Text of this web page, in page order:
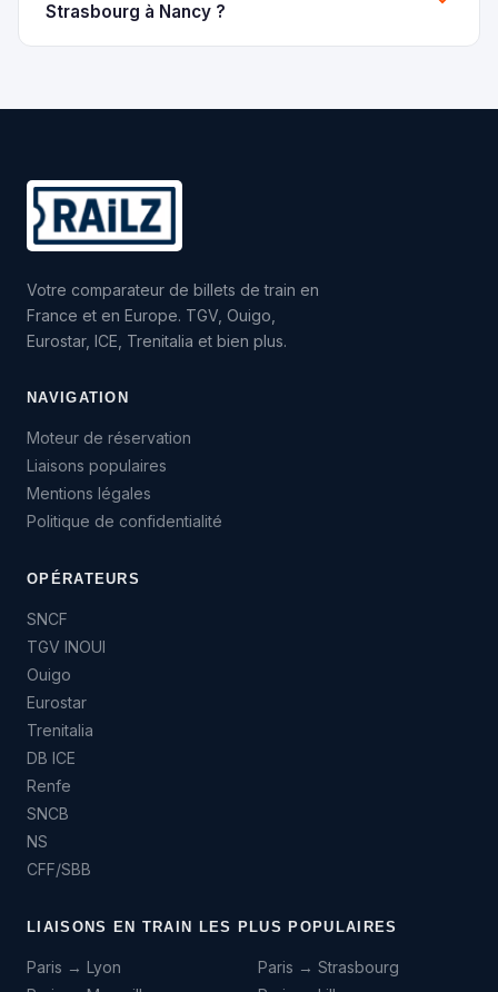
Strasbourg à Nancy ?
Votre comparateur de billets de train en
France et en Europe. TGV, Ouigo,
Eurostar, ICE, Trenitalia et bien plus.
NAVIGATION
Moteur de réservation
Liaisons populaires
Mentions légales
Politique de confidentialité
OPÉRATEURS
SNCF
TGV INOUI
Ouigo
Eurostar
Trenitalia
DB ICE
Renfe
SNCB
NS
CFF/SBB
LIAISONS EN TRAIN LES PLUS POPULAIRES
Paris → Lyon
Paris → Strasbourg